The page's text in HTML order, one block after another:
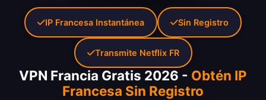
VPN Francia Gratis 2026 - Obtén IP
Francesa Sin Registro
IP Francesa Instantánea Sin Registro
Transmite Netflix FR